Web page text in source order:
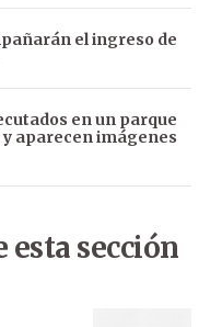
el ingreso de
en un parque
aparecen imágenes
esta sección